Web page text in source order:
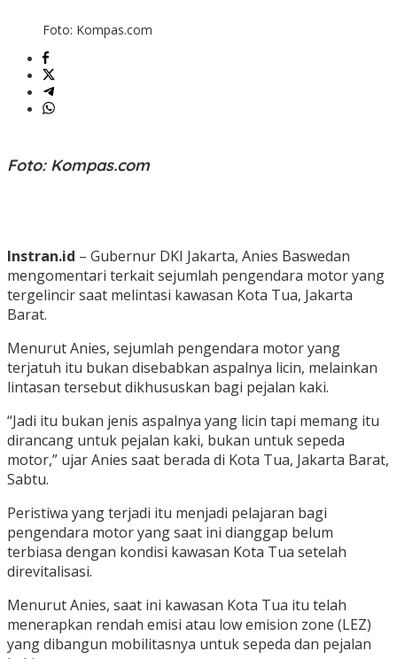
Foto: Kompas.com
Foto: Kompas.com
Instran.id – Gubernur DKI Jakarta, Anies Baswedan
mengomentari terkait sejumlah pengendara motor yang
tergelincir saat melintasi kawasan Kota Tua, Jakarta
Barat.
Menurut Anies, sejumlah pengendara motor yang
terjatuh itu bukan disebabkan aspalnya licin, melainkan
lintasan tersebut dikhususkan bagi pejalan kaki.
“Jadi itu bukan jenis aspalnya yang licin tapi memang itu
dirancang untuk pejalan kaki, bukan untuk sepeda
motor,” ujar Anies saat berada di Kota Tua, Jakarta Barat,
Sabtu.
Peristiwa yang terjadi itu menjadi pelajaran bagi
pengendara motor yang saat ini dianggap belum
terbiasa dengan kondisi kawasan Kota Tua setelah
direvitalisasi.
Menurut Anies, saat ini kawasan Kota Tua itu telah
menerapkan rendah emisi atau low emision zone (LEZ)
yang dibangun mobilitasnya untuk sepeda dan pejalan